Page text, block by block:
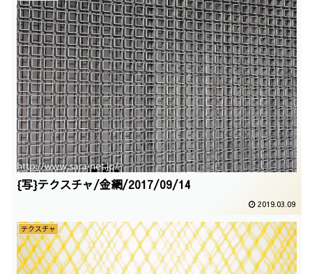
{写}テクスチャ/金網/2017/09/14
2019.03.09
テクスチャ